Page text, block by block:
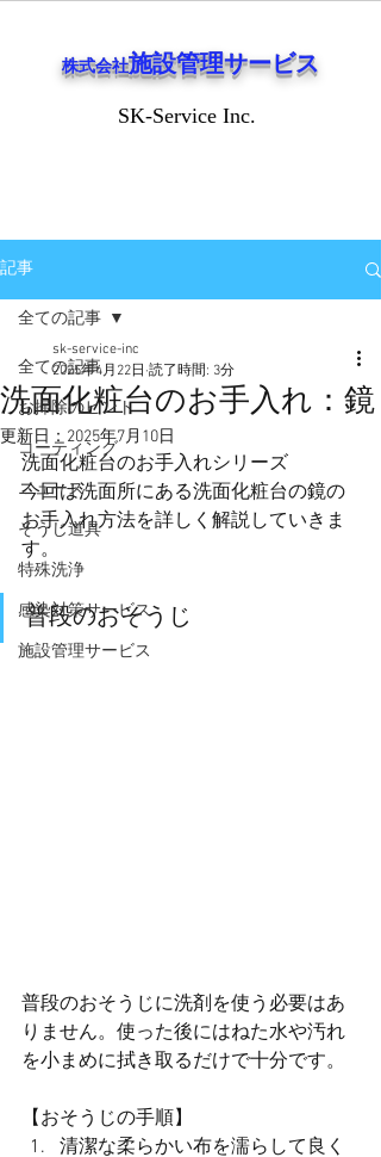
株式会社施設管理サービス
SK-Service Inc.
SK-Service Inc.
記事
全ての記事
お掃除のヒント
コーティング
ニュース
そうじ道具
特殊洗浄
感染対策サービス
施設管理サービス
全ての記事
洗面化粧台のお手入れ：鏡
sk-service-inc
2025年4月22日 読了時間: 3分
更新日：2025年7月10日
洗面化粧台のお手入れシリーズ
今回は洗面所にある洗面化粧台の鏡の
お手入れ方法を詳しく解説していきま
す。
普段のおそうじ
普段のおそうじに洗剤を使う必要はあ
りません。使った後にはねた水や汚れ
を小まめに拭き取るだけで十分です。
【おそうじの手順】
清潔な柔らかい布を濡らして良く